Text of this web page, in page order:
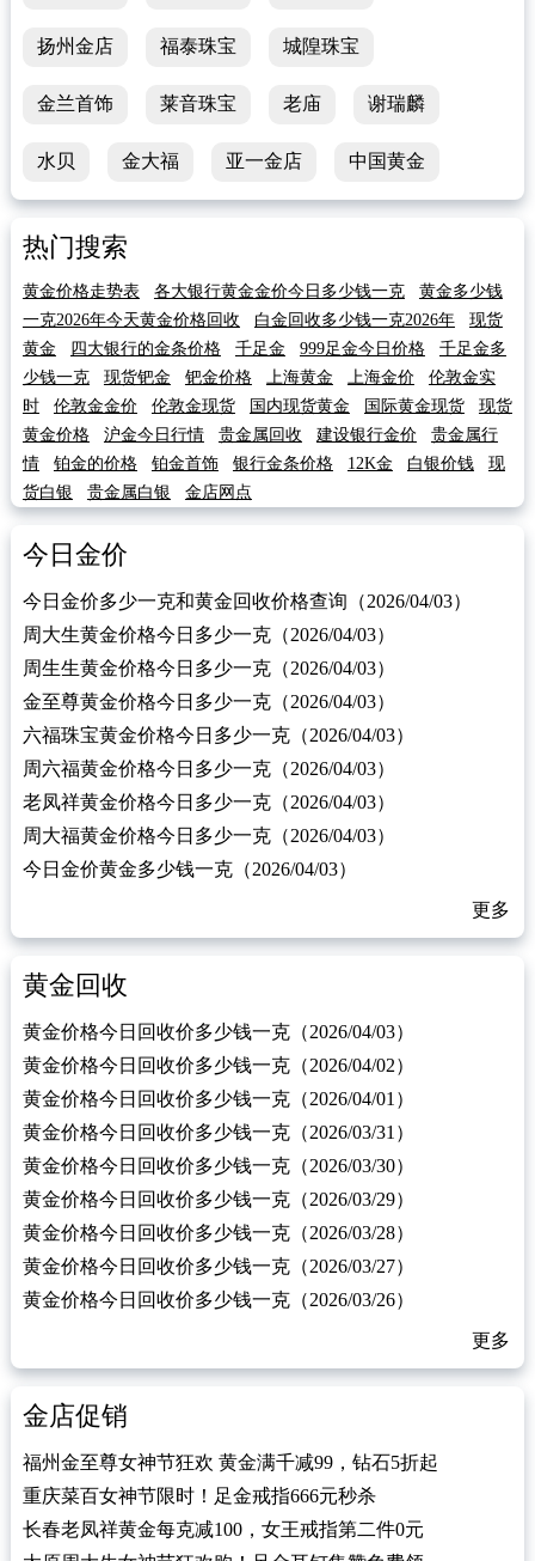
扬州金店 福泰珠宝 城隍珠宝
金兰首饰 莱音珠宝 老庙 谢瑞麟
水贝 金大福 亚一金店 中国黄金
热门搜索
黄金价格走势表 各大银行黄金金价今日多少钱一克
黄金多少钱
一克2026年今天黄金价格回收
白金回收多少钱一克2026年
现货
黄金
四大银行的金条价格 千足金 999足金今日价格
千足金多
少钱一克
现货钯金 钯金价格 上海黄金 上海金价
伦敦金实
时
伦敦金金价 伦敦金现货 国内现货黄金 国际黄金现货
现货
黄金价格
沪金今日行情 贵金属回收 建设银行金价
贵金属行
情
铂金的价格 铂金首饰 银行金条价格 12K金 白银价钱
现
货白银
贵金属白银 金店网点
今日金价
今日金价多少一克和黄金回收价格查询（2026/04/03）
周大生黄金价格今日多少一克（2026/04/03）
周生生黄金价格今日多少一克（2026/04/03）
金至尊黄金价格今日多少一克（2026/04/03）
六福珠宝黄金价格今日多少一克（2026/04/03）
周六福黄金价格今日多少一克（2026/04/03）
老凤祥黄金价格今日多少一克（2026/04/03）
周大福黄金价格今日多少一克（2026/04/03）
今日金价黄金多少钱一克（2026/04/03）
更多
黄金回收
黄金价格今日回收价多少钱一克（2026/04/03）
黄金价格今日回收价多少钱一克（2026/04/02）
黄金价格今日回收价多少钱一克（2026/04/01）
黄金价格今日回收价多少钱一克（2026/03/31）
黄金价格今日回收价多少钱一克（2026/03/30）
黄金价格今日回收价多少钱一克（2026/03/29）
黄金价格今日回收价多少钱一克（2026/03/28）
黄金价格今日回收价多少钱一克（2026/03/27）
黄金价格今日回收价多少钱一克（2026/03/26）
更多
金店促销
福州金至尊女神节狂欢 黄金满千减99，钻石5折起
重庆菜百女神节限时！足金戒指666元秒杀
长春老凤祥黄金每克减100，女王戒指第二件0元